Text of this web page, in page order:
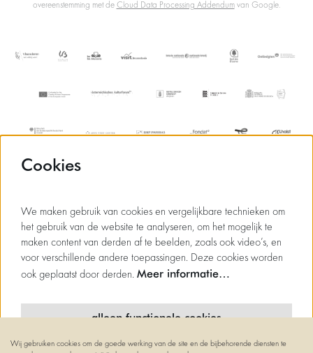
overeenstemming met de Cloud Data Processing Addendumvan Google.
Cookies
We maken gebruik van cookies en vergelijkbare technieken om
het gebruik van de website te analyseren, om het mogelijk te
maken content van derden af te beelden, zoals ook video’s, en
voor verschillende andere toepassingen. Deze cookies worden
ook geplaatst door derden. Meer informatie…
alleen functionele cookies
Wij gebruiken cookies om de goede werking van de site en de bijbehorende diensten te